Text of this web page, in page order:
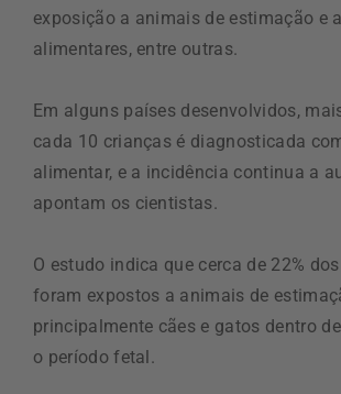
exposição a animais de estimação e
alimentares, entre outras.
Em alguns países desenvolvidos,
cada 10 crianças é diagnosticada
alimentar, e a incidência continua a
apontam os cientistas.
O estudo indica que cerca de 22%
foram expostos a animais de
principalmente cães e gatos dentro
o período fetal.